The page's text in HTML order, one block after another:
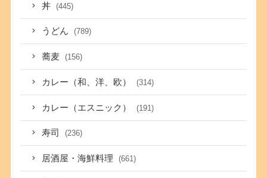
丼 (445)
うどん (789)
蕎麦 (156)
カレー（和、洋、欧） (314)
カレー（エスニック） (191)
寿司 (236)
居酒屋・海鮮料理 (661)